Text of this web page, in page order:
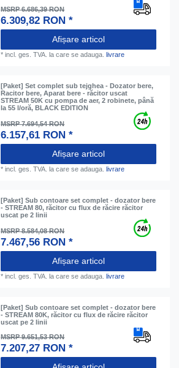
MSRP 6.686,39 RON
6.309,82 RON *
Afișare articol
*incl. ges. TVA. la care se adauga.livrare
[Paket] Set complet sub tejghea - Dozator bere,
Racitor bere, Aparat bere - răcitor uscat
STREAM 50K cu pompa de aer, 2 robinete, până
la 55 l/oră, BLACK EDITION
MSRP 7.694,54 RON
6.157,61 RON *
Afișare articol
*incl. ges. TVA. la care se adauga.livrare
[Paket] Sub contoare set complet - dozator bere
- STREAM 80, răcitor cu flux de răcire răcitor
uscat pe 2 linii
MSRP 8.584,08 RON
7.467,56 RON *
Afișare articol
*incl. ges. TVA. la care se adauga.livrare
[Paket] Sub contoare set complet - dozator bere
- STREAM 80K, răcitor cu flux de răcire răcitor
uscat pe 2 linii
MSRP 9.651,53 RON
7.207,27 RON *